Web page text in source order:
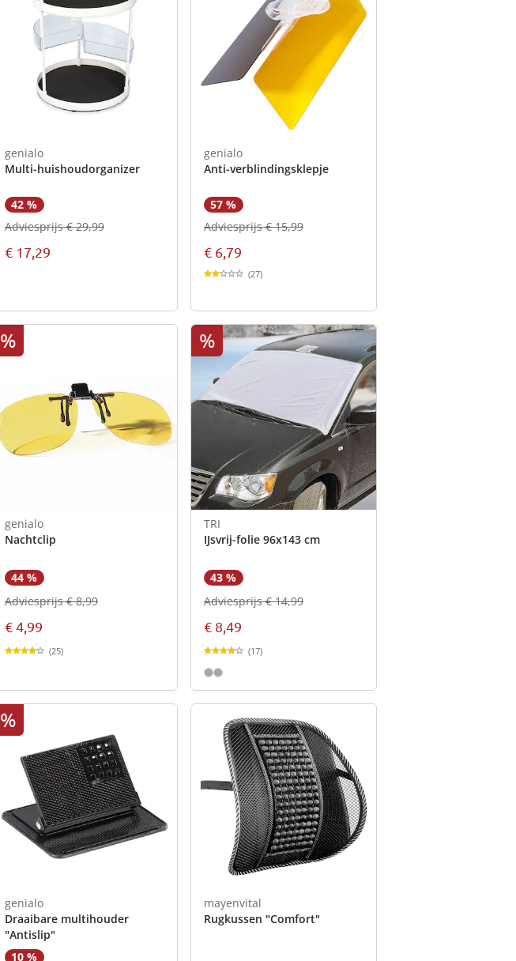
genialo
Multi-huishoudorganizer
42 %
€ 17,29
Adviesprijs € 29,99
genialo
Anti-verblindingsklepje
57 %
€ 6,79
Adviesprijs € 15,99
(27)
%
genialo
Nachtclip
44 %
€ 4,99
Adviesprijs € 8,99
(25)
%
TRI
IJsvrij-folie 96x143 cm
43 %
€ 8,49
Adviesprijs € 14,99
(17)
%
genialo
Draaibare multihouder
"Antislip"
10 %
mayenvital
Rugkussen "Comfort"